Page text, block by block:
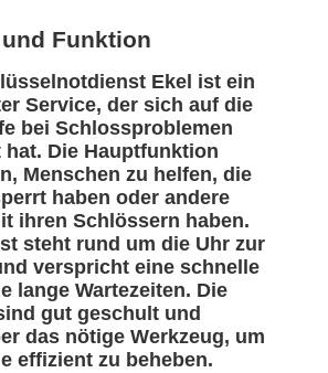
Funktion
Ekel ist ein
Service, der sich auf die
bei Schlossproblemen
Die Hauptfunktion
Menschen zu helfen, die
haben oder andere
ihren Schlössern haben.
steht rund um die Uhr zur
verspricht eine schnelle
lange Wartezeiten. Die
gut geschult und
das nötige Werkzeug, um
effizient zu beheben.